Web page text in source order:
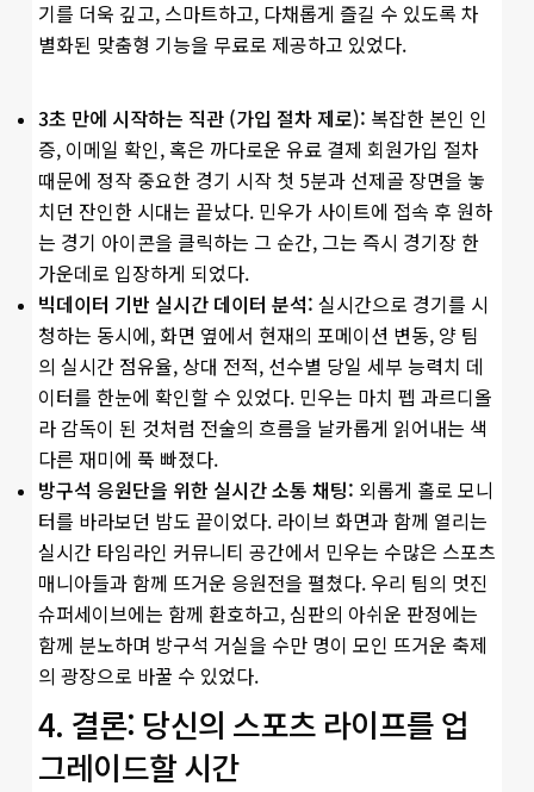
기를 더욱 깊고, 스마트하고, 다채롭게 즐길 수 있도록 차
별화된 맞춤형 기능을 무료로 제공하고 있었다.
3초 만에 시작하는 직관 (가입 절차 제로): 복잡한 본인 인
증, 이메일 확인, 혹은 까다로운 유료 결제 회원가입 절차
때문에 정작 중요한 경기 시작 첫 5분과 선제골 장면을 놓
치던 잔인한 시대는 끝났다. 민우가 사이트에 접속 후 원하
는 경기 아이콘을 클릭하는 그 순간, 그는 즉시 경기장 한
가운데로 입장하게 되었다.
빅데이터 기반 실시간 데이터 분석: 실시간으로 경기를 시
청하는 동시에, 화면 옆에서 현재의 포메이션 변동, 양 팀
의 실시간 점유율, 상대 전적, 선수별 당일 세부 능력치 데
이터를 한눈에 확인할 수 있었다. 민우는 마치 펩 과르디올
라 감독이 된 것처럼 전술의 흐름을 날카롭게 읽어내는 색
다른 재미에 푹 빠졌다.
방구석 응원단을 위한 실시간 소통 채팅: 외롭게 홀로 모니
터를 바라보던 밤도 끝이었다. 라이브 화면과 함께 열리는
실시간 타임라인 커뮤니티 공간에서 민우는 수많은 스포츠
매니아들과 함께 뜨거운 응원전을 펼쳤다. 우리 팀의 멋진
슈퍼세이브에는 함께 환호하고, 심판의 아쉬운 판정에는
함께 분노하며 방구석 거실을 수만 명이 모인 뜨거운 축제
의 광장으로 바꿀 수 있었다.
4. 결론: 당신의 스포츠 라이프를 업
그레이드할 시간